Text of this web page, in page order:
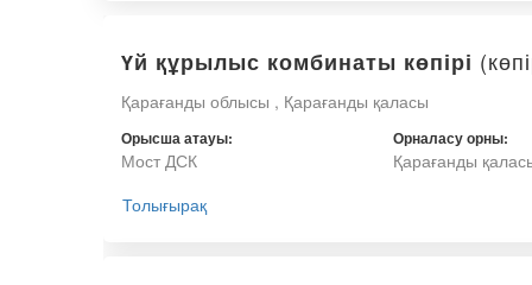
Үй құрылыс комбинаты көпірі
Қарағанды облысы , Қарағанды қаласы
Орысша атауы:
Мост ДСК
Орналасу орны:
Қарағанды
Толығырақ